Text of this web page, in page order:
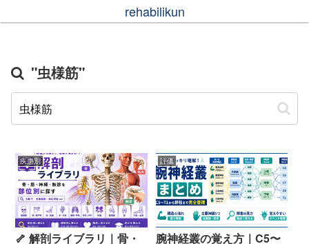
rehabilikun
"虫様筋"
疾患別
🦴 解剖ライブラリ｜骨・
評価
腕神経叢の覚え方｜C5〜